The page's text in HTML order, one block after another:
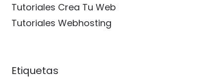
Tutoriales Crea Tu Web
Tutoriales Webhosting
Etiquetas